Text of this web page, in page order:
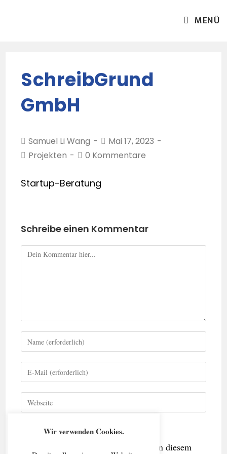
MENÜ
SchreibGrund
GmbH
Samuel Li Wang
Mai 17, 2023
Projekten
0 Kommentare
Startup-Beratung
Schreibe einen Kommentar
Name, E-Mail-Adresse und Website in diesem
Wir verwenden Cookies.